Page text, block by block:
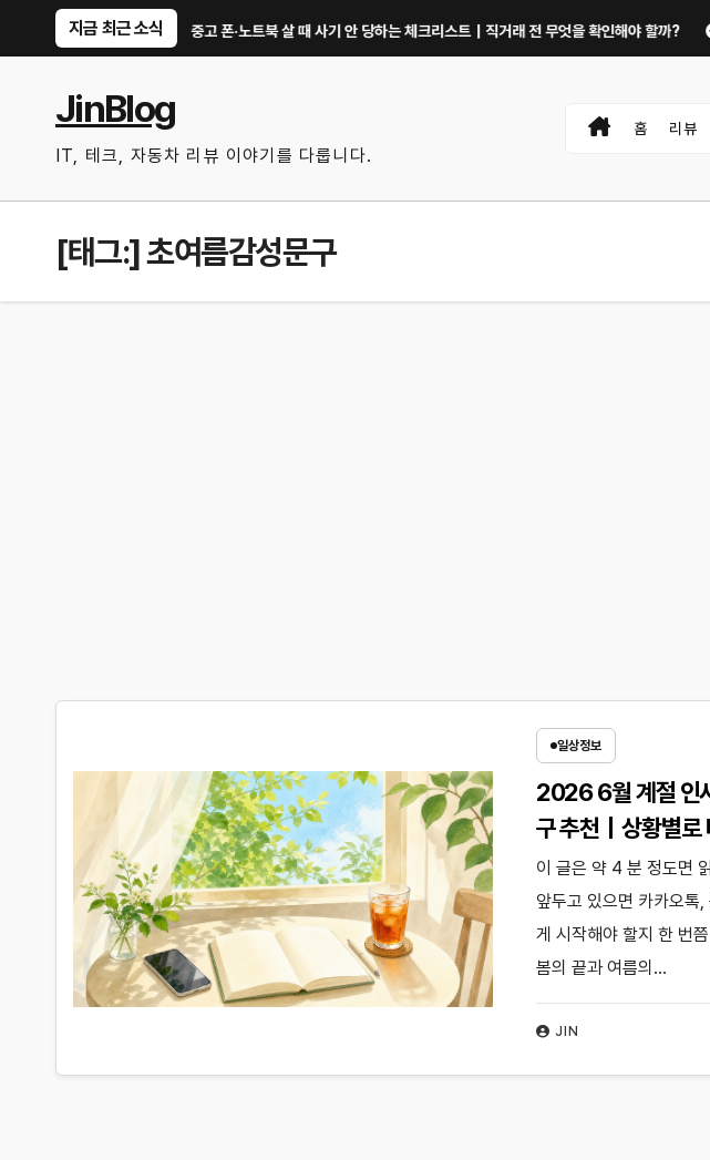
지금 최근 소식
능만 골랐다 중고 폰·노트북 살 때 사기 안 당하는 체크리스트｜직거래 전 무엇을 확인해야 할까? GTX
JinBlog
IT, 테크, 자동차 리뷰 이야기를 다룹니다.
홈 리뷰
[태그:]초여름감성문구
일상정보
2026 6월 계절 인
구 추천｜상황별로
좋을까?
JIN
이 글은 약 4 분 정도면
앞두고 있으면 카카오톡
게 시작해야 할지 한 번
봄의 끝과 여름의…